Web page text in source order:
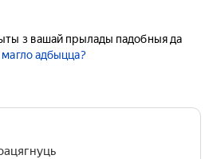
з вашай прылады падобныя да
адбыцца?